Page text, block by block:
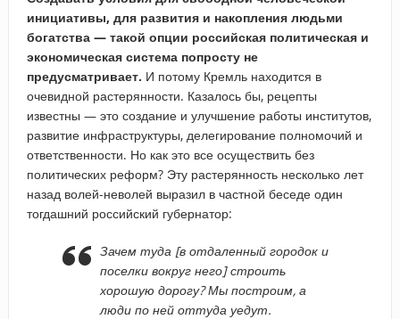
инициативы, для развития и накопления людьми
богатства — такой опции российская политическая и
экономическая система попросту не
предусматривает. И потому Кремль находится в
очевидной растерянности. Казалось бы, рецепты
известны — это создание и улучшение работы институтов,
развитие инфраструктуры, делегирование полномочий и
ответственности. Но как это все осуществить без
политических реформ? Эту растерянность несколько лет
назад волей-неволей выразил в частной беседе один
тогдашний российский губернатор:
Зачем туда [в отдаленный городок и
поселки вокруг него] строить
хорошую дорогу? Мы построим, а
люди по ней оттуда уедут.